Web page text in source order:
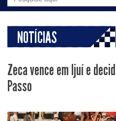
NOTÍCIAS
Zeca vence em Ijuí e
Passo